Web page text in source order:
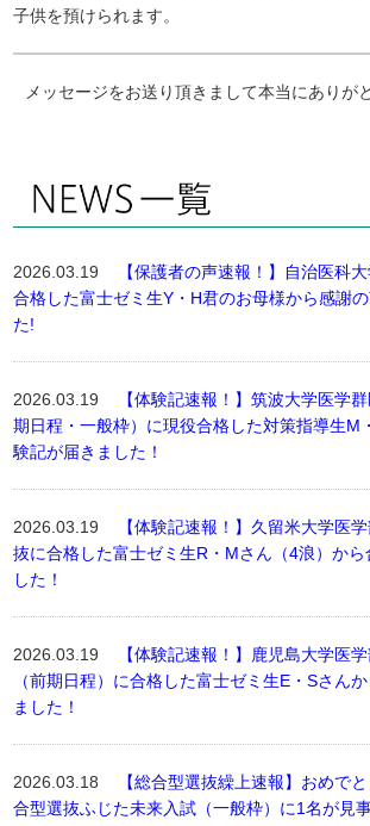
子供を預けられます。
メッセージをお送り頂きまして本当にありが
2026.03.19
【保護者の声速報！】自治医科
合格した富士ゼミ生Y・H君のお母様から感謝
た!
2026.03.19
【体験記速報！】筑波大学医学
期日程・一般枠）に現役合格した対策指導生M
験記が届きました！
2026.03.19
【体験記速報！】久留米大学医
抜に合格した富士ゼミ生R・Mさん（4浪）から
した！
2026.03.19
【体験記速報！】鹿児島大学医
（前期日程）に合格した富士ゼミ生E・Sさん
ました！
2026.03.18
【総合型選抜繰上速報】おめで
合型選抜ふじた未来入試（一般枠）に1名が見